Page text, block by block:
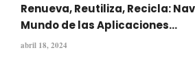
Renueva, Reutiliza, Recicla:
Mundo de las Aplicaciones...
abril 18, 2024